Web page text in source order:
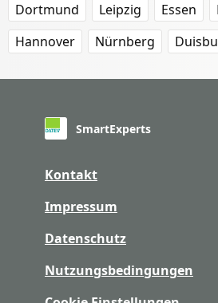
Dortmund
Leipzig Essen
Hannover
Nürnberg
SmartExperts
Kontakt
Impressum
Datenschutz
Nutzungsbedingungen